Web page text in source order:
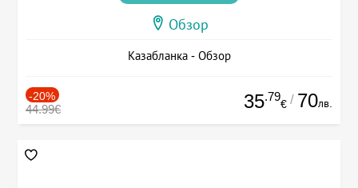
Обзор
Казабланка - Обзор
-20%
44.99€ 35.79
€ / 70лв.